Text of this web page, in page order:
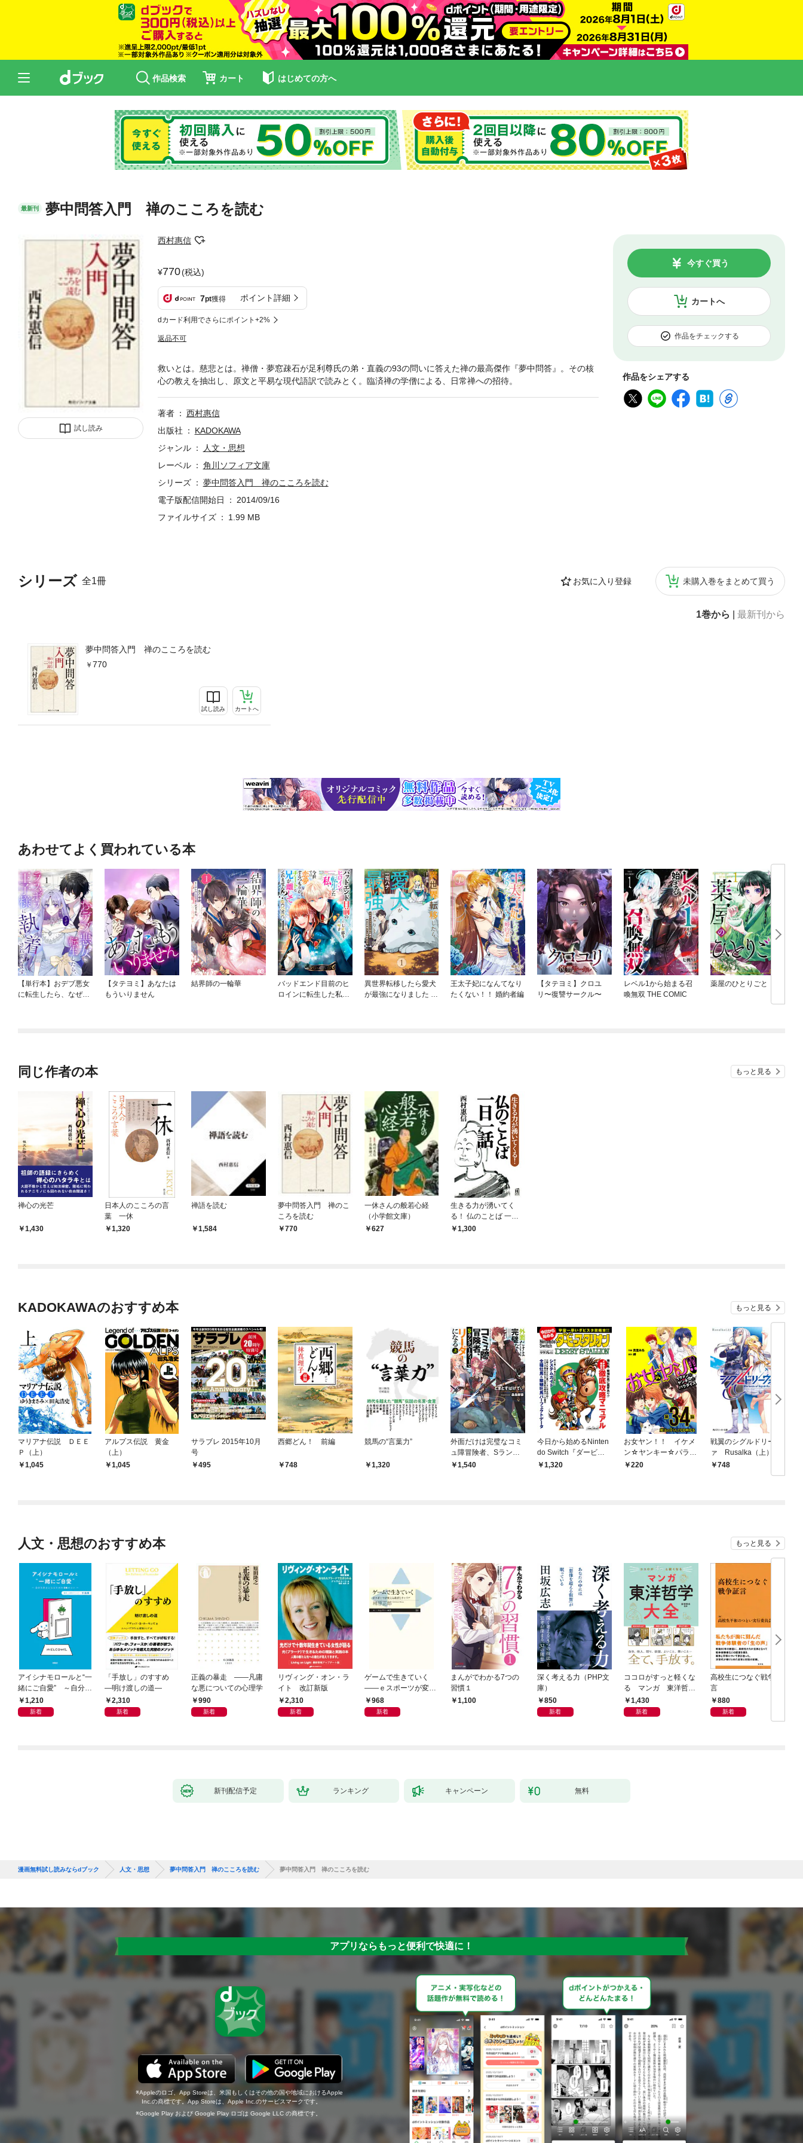
作品検索 カート はじめての方へ
最新刊 夢中問答入門 禅のこころを読む
試し読み
西村惠信
770(税込)
7pt獲得 ポイント詳細
dカード利用でさらにポイント+2%
返品不可
カートへ
今すぐ買う
作品をチェックする
作品をシェアする
シリーズ 全1冊 お気に入り登録 未購入巻をまとめて買う
1巻から 最新刊から
夢中問答入門 禅のこころを読む
770
試し読み カートへ
救いとは。慈悲とは。禅僧・夢窓疎石が足利尊氏の弟・直義の93の問いに答えた禅の最高傑作『夢中問答』。その核
心の教えを抽出し、原文と平易な現代語訳で読みとく。臨済禅の学僧による、日常禅への招待。
著者
西村惠信
出版社
KADOKAWA
ジャンル
人文・思想
レーベル
角川ソフィア文庫
シリーズ
夢中問答入門 禅のこころを読む
電子版配信開始日
2014/09/16
ファイルサイズ
1.99 MB
あわせてよく買われている本
【単行本】おデブ悪女
に転生したら、なぜか
【タテヨミ】あなたは
もういりません
結界師の一輪華
バッドエンド目前のヒ
ロインに転生した私、
異世界転移したら愛犬
が最強になりました ～
王太子妃になんてなり
たくない！！ 婚約者編
【タテヨミ】クロユ
リ〜復讐サークル〜
レベル1から始まる召
喚無双 THE COMIC
薬屋のひとりごと
同じ作者の本 もっと見る
禅心の光芒
1,430
日本人のこころの言
葉 一休
1,320
禅語を読む
1,584
夢中問答入門 禅のこ
ころを読む
770
一休さんの般若心経
（小学館文庫）
627
生きる力が湧いてく
る！ 仏のことば 一日
一話1,300
KADOKAWAのおすすめ本 もっと見る
マリアナ伝説 ＤＥＥ
Ｐ（上）
1,045
アルプス伝説 黄金
（上）
1,045
サラブレ 2015年10月
号
495
西郷どん！ 前編
748
競馬の“言葉力”
1,320
外面だけは完璧なコミ
ュ障冒険者、Sランク
パーティーでリーダー
1,540
今日から始めるNinten
do Switch『ダービー
スタリオン』
1,320
お女ヤン！！ イケメ
ン☆ヤンキー☆パラダ
イス【第34話】
220
戦翼のシグルドリーヴ
ァ Rusalka（上）
748
人文・思想のおすすめ本 もっと見る
アイシナモロールと“一
緒にご自愛” ～自分を
好きになるための56の
コツ～
1,210
新着
「手放し」のすすめ
―明け渡しの道―
2,310
新着
正義の暴走 ――凡庸
な悪についての心理学
990
新着
リヴィング・オン・ラ
イト 改訂新版
2,310
新着
ゲームで生きていく
――ｅスポーツが変え
る教育とキャリア
968
新着
まんがでわかる7つの
習慣１
1,100
深く考える力（PHP文
庫）
850
新着
ココロがすっと軽くな
る マンガ 東洋哲学
大全1,430
新着
高校生につなぐ戦争証
言
880
新着
新刊配信予定 ランキング キャンペーン 無料
漫画無料試し読みならdブック 人文・思想 夢中問答入門 禅のこころを読む 夢中問答入門 禅のこころを読む
アプリならもっと便利で快適に！
Appleのロゴ、App Storeは、米国もしくはその他の国や地域におけるApple
Inc.の商標です。App Storeは、Apple Inc.のサービスマークです。
Google Play および Google Play ロゴは Google LLC の商標です。